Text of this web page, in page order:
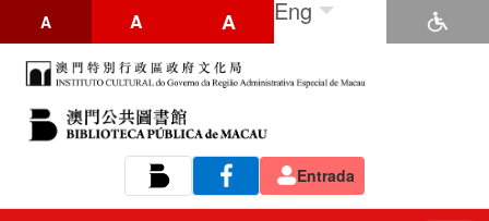
A A A Eng
Entrada